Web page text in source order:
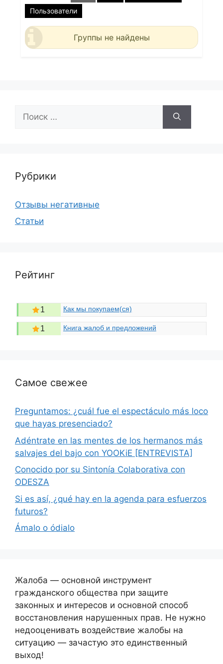
Пользователи
Группы не найдены
Рубрики
Отзывы негативные
Статьи
Рейтинг
1 Как мы покупаем(ся)
1 Книга жалоб и предложений
Самое свежее
Preguntamos: ¿cuál fue el espectáculo más loco
que hayas presenciado?
Adéntrate en las mentes de los hermanos más
salvajes del bajo con YOOKiE [ENTREVISTA]
Conocido por su Sintonía Colaborativa con
ODESZA
Si es así, ¿qué hay en la agenda para esfuerzos
futuros?
Ámalo o ódialo
Жалоба — основной инструмент
гражданского общества при защите
законных и интересов и основной способ
восстановления нарушенных прав. Не нужно
недооценивать воздействие жалобы на
ситуацию — зачастую это единственный
выход!